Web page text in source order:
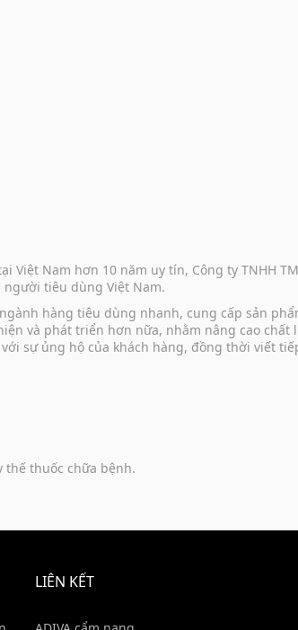
Nam hơn 10 năm uy tín, Công ty TNHH
tiêu dùng Việt Nam.
hàng tiêu dùng nhanh, cung cấp sản
và phát triển hơn nữa, nhằm nâng cao chất
sự ủng hộ của khách hàng, đồng thời viết
thế thuốc chữa bệnh.
LIÊN KẾT